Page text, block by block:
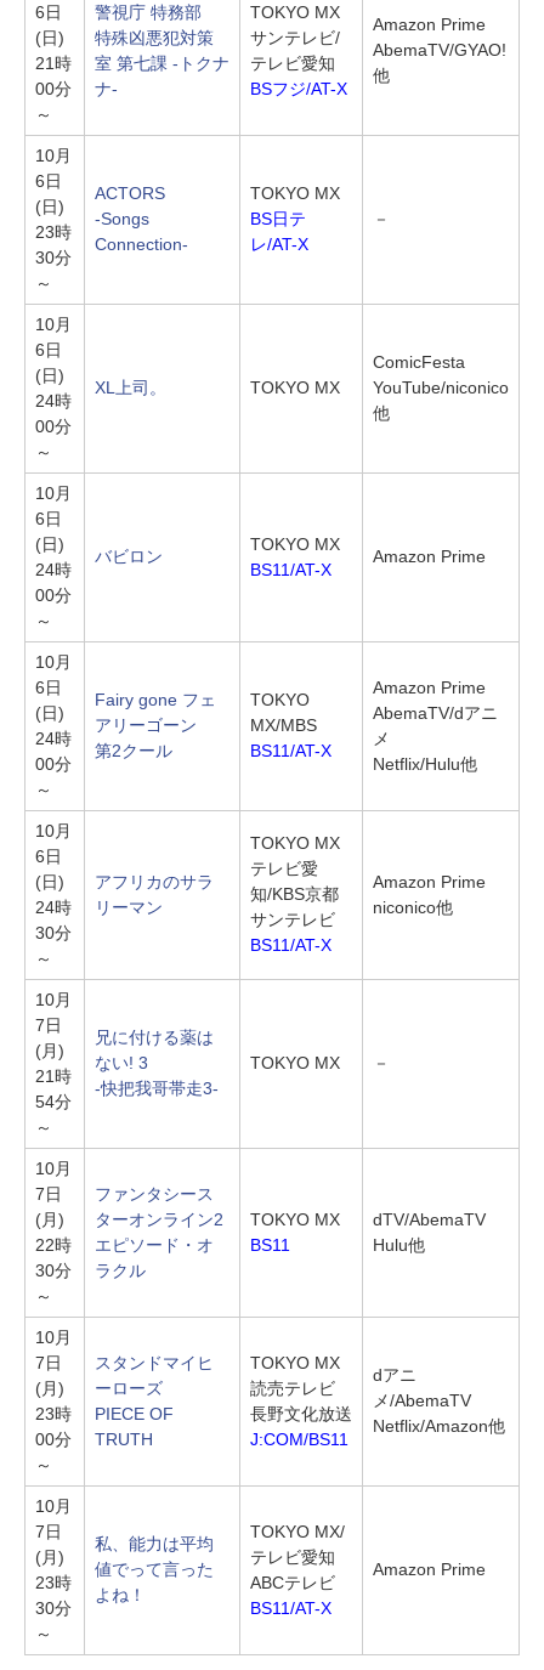
6日
(日)
21時
00分
～
警視庁 特務部
特殊凶悪犯対策
室 第七課 -トクナ
ナ-
TOKYO MX
サンテレビ/
テレビ愛知
BSフジ/AT-X
Amazon Prime
AbemaTV/GYAO!
他
10月
6日
(日)
23時
30分
～
ACTORS
-Songs
Connection-
TOKYO MX
BS日テ
レ/AT-X
－
10月
6日
(日)
24時
00分
～
XL上司。 TOKYO MX
ComicFesta
YouTube/niconico
他
10月
6日
(日)
24時
00分
～
バビロン
TOKYO MX
BS11/AT-X
Amazon Prime
10月
6日
(日)
24時
00分
～
Fairy gone フェ
アリーゴーン
第2クール
TOKYO
MX/MBS
BS11/AT-X
Amazon Prime
AbemaTV/dアニ
メ
Netflix/Hulu他
10月
6日
(日)
24時
30分
～
アフリカのサラ
リーマン
TOKYO MX
テレビ愛
知/KBS京都
サンテレビ
BS11/AT-X
Amazon Prime
niconico他
10月
7日
(月)
21時
54分
～
兄に付ける薬は
ない! 3
-快把我哥帯走3-
TOKYO MX －
10月
7日
(月)
22時
30分
～
ファンタシース
ターオンライン2
エピソード・オ
ラクル
TOKYO MX
BS11
dTV/AbemaTV
Hulu他
10月
7日
(月)
23時
00分
～
スタンドマイヒ
ーローズ
PIECE OF
TRUTH
TOKYO MX
読売テレビ
長野文化放送
J:COM/BS11
dアニ
メ/AbemaTV
Netflix/Amazon他
10月
7日
(月)
23時
30分
～
私、能力は平均
値でって言った
よね！
TOKYO MX/
テレビ愛知
ABCテレビ
BS11/AT-X
Amazon Prime